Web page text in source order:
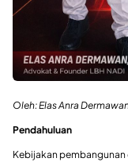
Oleh: Elas Anra
Pendahuluan
Kebijakan